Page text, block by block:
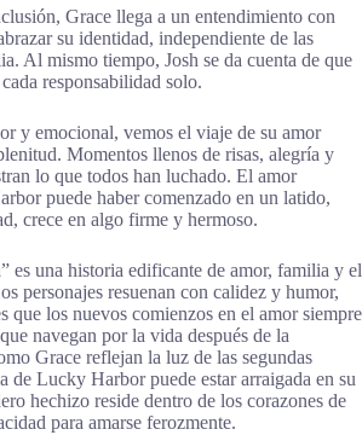
Grace llega a un entendimiento con
su identidad, independiente de las
Al mismo tiempo, Josh se da cuenta de que
responsabilidad solo.
y emocional, vemos el viaje de su amor
Momentos llenos de risas, alegría y
lo que todos han luchado. El amor
puede haber comenzado en un latido,
crece en algo firme y hermoso.
es una historia edificante de amor, familia y el
personajes resuenan con calidez y humor,
que los nuevos comienzos en el amor siempre
navegan por la vida después de la
Grace reflejan la luz de las segundas
de Lucky Harbor puede estar arraigada en su
hechizo reside dentro de los corazones de
para amarse ferozmente.